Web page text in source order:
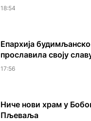
18:54
Епархија
прославила своју
17:56
Ниче нови храм у
Пљеваља